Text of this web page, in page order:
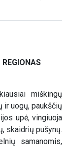
miškingų
ir uogų, paukščių
upė, vingiuoja
skaidrių pušynų.
samanomis,